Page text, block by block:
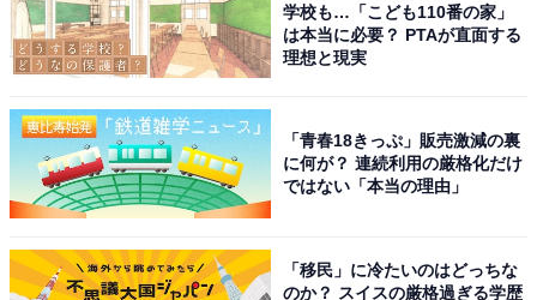
バラエティーや情報番組でも活躍する浮所さんは、雑誌
ンキング」にて、各部門で20位以内に何度もランクイ
ン。ジュニアを代表するイケメンアイドルとして愛され
ています。
回答者からは、「誰もが認める王道のアイドルらしいキ
ラキラとした容姿が魅力的です」（40代男性／北海
学校も…「こども110番の家」
は本当に必要？ PTAが直面する
理想と現実
「青春18きっぷ」販売激減の裏
に何が？ 連続利用の厳格化だけ
ではない「本当の理由」
「移民」に冷たいのはどっちな
のか？ スイスの厳格過ぎる学歴